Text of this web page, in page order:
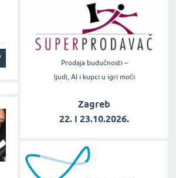
Prodaja budućnosti –
ljudi, AI i kupci u igri moći
Zagreb
22. i 23.10.2026.